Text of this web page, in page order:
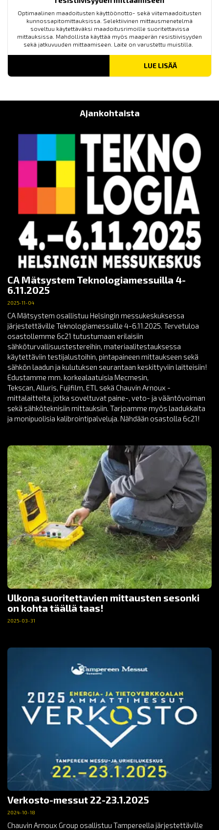
Optimaalinen maadoitusten käyttöönotto- sekä viitemaadoitusten
kunnossapitomittauksissa. Selektiivinen mittausmenetelmä
soveltuu käytettäväksi maadoitusrimoille suoritettavissa
mittauksissa. Mahdollista käyttää myös maaperän resistiivisyyden
sekä jatkuvuuden mittaamiseen. Laite on varustettu muistilla.
LUE LISÄÄ
Ajankohtaista
CA Mätsystem Teknologiamessuilla 4-
6.11.2025
2025-11-04
CA Mätsystem osallistuu Helsingin messukeskuksessa
järjestettäville Teknologiamessuille 4-6.11.2025. Tervetuloa
osastollemme 6c21 tutustumaan erilaisiin
sähköturvallisuustestereihin, materiaalitestauksessa
käytettäviin testijalustoihin, pintapaineen mittaukseen sekä
sähkön laadun ja kulutuksen seurantaan keskittyviin laitteisiin!
Edustamme mm. korkealaatuisia Mecmesin,
Tekscan, Alluris, Fujifilm, ETL sekä Chauvin Arnoux -
mittalaitteita, jotka soveltuvat paine-, veto- ja vääntövoiman
sekä sähköteknisiin mittauksiin. Tarjoamme myös laadukkaita
ja monipuolisia kalibrointipalveluja. Nähdään osastolla 6c21!
Ulkona suoritettavien mittausten sesonki
on kohta täällä taas!
2025-03-31
Verkosto-messut 22-23.1.2025
2024-10-18
Chauvin Arnoux Group osallistuu Tampereella järjestettäville